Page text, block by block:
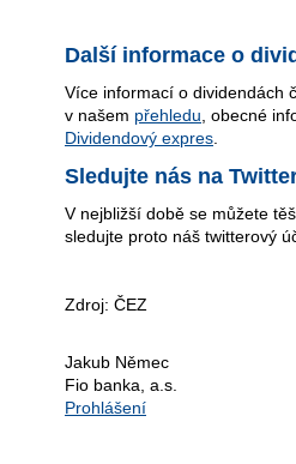
Další informace o
Více informací o dividendách
v našem přehledu , obecné
Dividendový expres
Sledujte nás na
V nejbližší době se můžete
sledujte proto náš twitterový
Zdroj: ČEZ
Jakub Němec
Fio banka, a.s.
Prohlášení